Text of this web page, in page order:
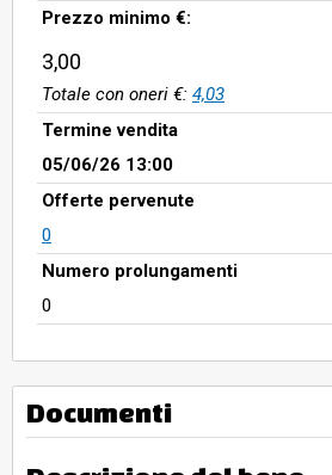
Prezzo minimo €:
3,00
Totale con oneri €: 4,03
Termine vendita
05/06/26 13:00
Offerte pervenute
0
Numero prolungamenti
0
Documenti